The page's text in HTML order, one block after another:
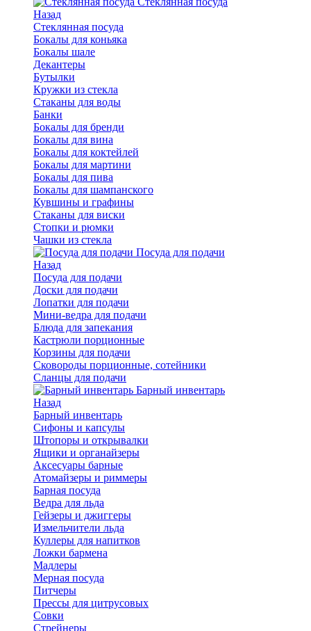
Назад
Стеклянная посуда
Бокалы для коньяка
Бокалы шале
Декантеры
Бутылки
Кружки из стекла
Стаканы для воды
Банки
Бокалы для бренди
Бокалы для вина
Бокалы для коктейлей
Бокалы для мартини
Бокалы для пива
Бокалы для шампанского
Кувшины и графины
Стаканы для виски
Стопки и рюмки
Чашки из стекла
Посуда для подачи
Назад
Посуда для подачи
Доски для подачи
Лопатки для подачи
Мини-ведра для подачи
Блюда для запекания
Кастрюли порционные
Корзины для подачи
Сковороды порционные, сотейники
Сланцы для подачи
Барный инвентарь
Назад
Барный инвентарь
Сифоны и капсулы
Штопоры и открывалки
Ящики и органайзеры
Аксесуары барные
Атомайзеры и риммеры
Барная посуда
Ведра для льда
Гейзеры и джиггеры
Измельчители льда
Куллеры для напитков
Ложки бармена
Мадлеры
Мерная посуда
Питчеры
Прессы для цитрусовых
Совки
Стрейнеры